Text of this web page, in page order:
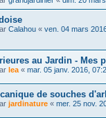
Calahou « ven. 04 mars
au Jardin - Mes
lea « mar. 05 janv. 2016,
de souches
jardinature « mer. 25 nov.